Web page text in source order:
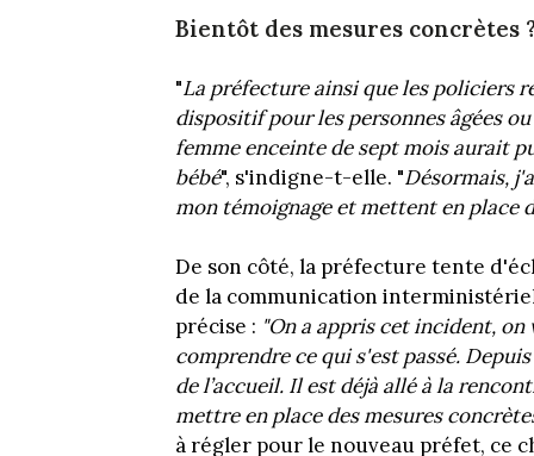
Bientôt des mesures concrètes
"La préfecture ainsi que les policiers
dispositif pour les personnes âgées
femme enceinte deseptmois aurait
bébé", s'indigne-t-elle. "Désormais,
mon témoignage et mettent en
De son côté, la préfecture tente
de la communication
précise : "On a appris cet incident,
comprendre ce qui s'est passé.
de l’accueil. Il est déjà allé à la
mettre en place des mesures
à régler pour le nouveau préfet, ce